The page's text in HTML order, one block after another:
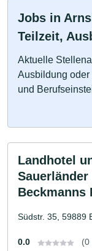
Jobs in
Teilzeit,
Aktuelle
Ausbildung
und
Landhotel
Sauerländer
Beckmanns
Südstr. 35, 59889
0.0 (0